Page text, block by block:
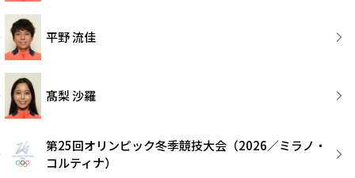
平野 流佳
髙梨 沙羅
第25回オリンピック冬季競技大会（2026／ミラノ・
コルティナ）